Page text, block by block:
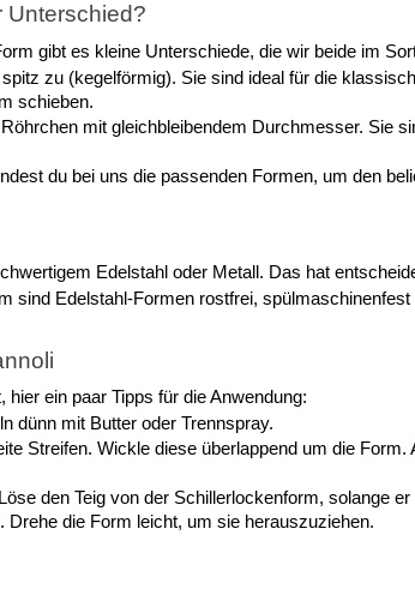
Unterschied?
gibt es kleine Unterschiede, die wir beide im
zu (kegelförmig). Sie sind ideal für die
schieben.
mit gleichbleibendem Durchmesser. Sie
du bei uns die passenden Formen, um den
Edelstahl oder Metall. Das hat
sind Edelstahl-Formen rostfrei,
ein paar Tipps für die Anwendung:
dünn mit Butter oder Trennspray.
Streifen. Wickle diese überlappend um die
den Teig von der Schillerlockenform, solange
die Form leicht, um sie herauszuziehen.